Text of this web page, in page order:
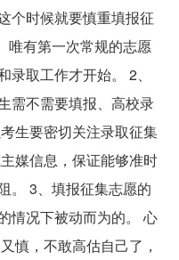
个时候就要慎重填报征
唯有第一次常规的志愿
取工作才开始。 2、
需不需要填报、高校录
生要密切关注录取征集
媒信息，保证能够准时
。 3、填报征集志愿的
情况下被动而为的。 心
慎，不敢高估自己了，